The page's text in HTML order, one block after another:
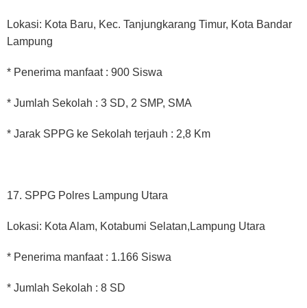
Lokasi: Kota Baru, Kec. Tanjungkarang Timur, Kota Bandar
Lampung
* Penerima manfaat : 900 Siswa
* Jumlah Sekolah : 3 SD, 2 SMP, SMA
* Jarak SPPG ke Sekolah terjauh : 2,8 Km
17. SPPG Polres Lampung Utara
Lokasi: Kota Alam, Kotabumi Selatan,Lampung Utara
* Penerima manfaat : 1.166 Siswa
* Jumlah Sekolah : 8 SD